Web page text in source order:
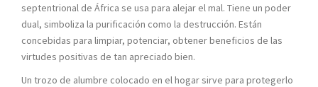
septentrional de África se usa para alejar el mal. Tiene un poder
dual, simboliza la purificación como la destrucción. Están
concebidas para limpiar, potenciar, obtener beneficios de las
virtudes positivas de tan apreciado bien.
Un trozo de alumbre colocado en el hogar sirve para protegerlo